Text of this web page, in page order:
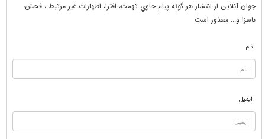
جوان آنلاين از انتشار هر گونه پيام حاوي تهمت، افترا، اظهارات غير مرتبط ، فحش،
ناسزا و... معذور است
نام
ایمیل